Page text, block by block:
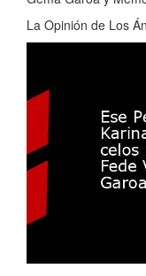
La Opinión de Los